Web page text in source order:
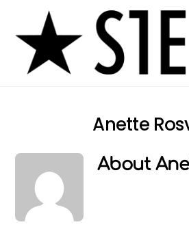
content
Anette
About